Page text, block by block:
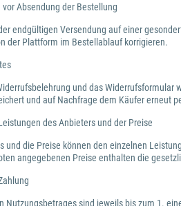
Absendung der Bestellung
endgültigen Versendung auf einer
der Plattform im Bestellablauf korrigieren.
und das
und auf Nachfrage dem Käufer erneut
des Anbieters und der Preise
und die Preise können den einzelnen
angegebenen Preise enthalten die
Nutzungsbetrages sind jeweils bis zum 1.